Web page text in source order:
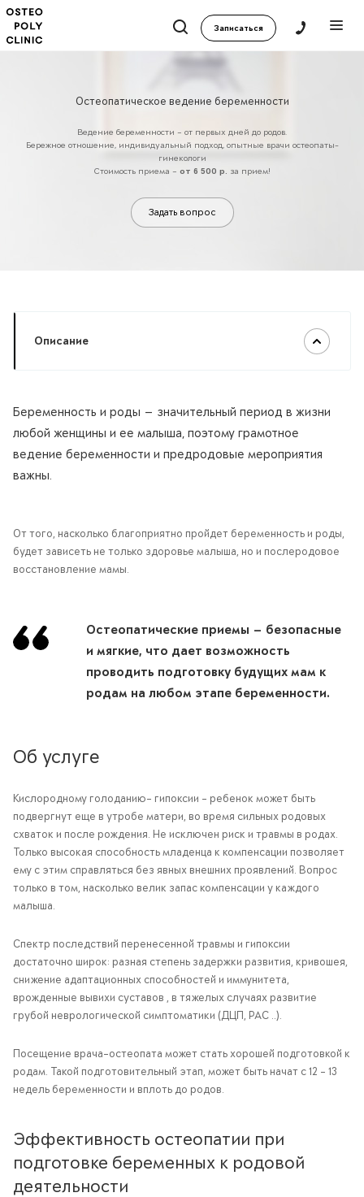
Записаться
Остеопатическое ведение беременности
Ведение беременности – от первых дней до родов.
Бережное отношение, индивидуальный подход, опытные врачи остеопаты-
гинекологи
Стоимость приема – от 6 500 р. за прием!
Задать вопрос
Описание
Беременность и роды — значительный период в жизни
любой женщины и ее малыша, поэтому грамотное
ведение беременности и предродовые мероприятия
важны.
От того, насколько благоприятно пройдет беременность и роды,
будет зависеть не только здоровье малыша, но и послеродовое
восстановление мамы.
Остеопатические приемы — безопасные
и мягкие, что дает возможность
проводить подготовку будущих мам к
родам на любом этапе беременности.
Об услуге
Кислородному голоданию- гипоксии - ребенок может быть
подвергнут еще в утробе матери, во время сильных родовых
схваток и после рождения. Не исключен риск и травмы в родах.
Только высокая способность младенца к компенсации позволяет
ему с этим справляться без явных внешних проявлений. Вопрос
только в том, насколько велик запас компенсации у каждого
малыша.
Спектр последствий перенесенной травмы и гипоксии
достаточно широк: разная степень задержки развития, кривошея,
снижение адаптационных способностей и иммунитета,
врожденные вывихи суставов , в тяжелых случаях развитие
грубой неврологической симптоматики (ДЦП, РАС ..).
Посещение врача-остеопата может стать хорошей подготовкой к
родам. Такой подготовительный этап, может быть начат с 12 – 13
недель беременности и вплоть до родов.
Эффективность остеопатии при
подготовке беременных к родовой
деятельности